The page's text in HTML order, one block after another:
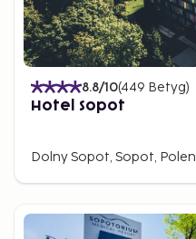
8.8/10(449 Betyg)
Hotel Sopot
Dolny Sopot, Sopot, Polen